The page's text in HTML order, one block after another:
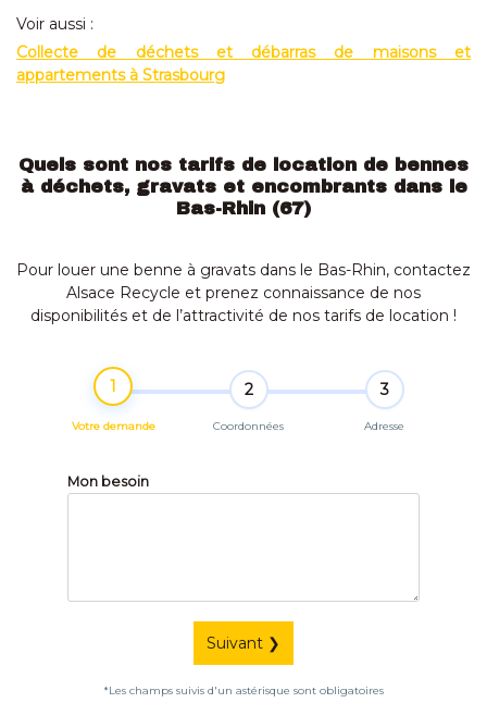
Voir aussi :
Collecte de déchets et débarras de maisons et
appartements à Strasbourg
Quels sont nos tarifs de location de bennes
à déchets, gravats et encombrants dans le
Bas-Rhin (67)
Pour louer une benne à gravats dans le Bas-Rhin, contactez
Alsace Recycle et prenez connaissance de nos
disponibilités et de l’attractivité de nos tarifs de location !
1
Votre demande
2
Coordonnées
3
Adresse
Mon besoin
Suivant ❯
*Les champs suivis d'un astérisque sont obligatoires